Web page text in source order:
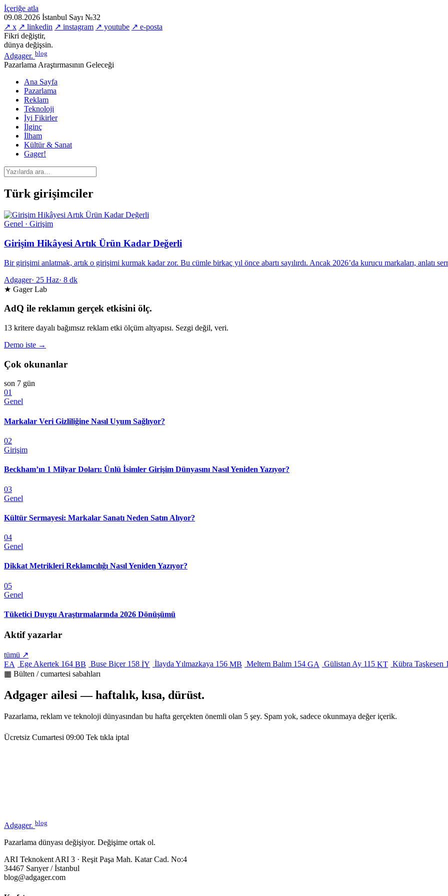
İçeriğe atla
09.08.2026 İstanbul Sayı №32
↗ x ↗ linkedin ↗ instagram ↗ youtube ↗ e-posta
Fikri değiştir,
dünya değişsin.
Adgager. blog
Pazarlama Araştırmasının Geleceği
Ana Sayfa
Pazarlama
Reklam
Teknoloji
İyi Fikirler
İlginç
İlham
Kültür & Sanat
Gager!
Türk girişimciler
Genel · Girişim
Girişim Hikâyesi Artık Ürün Kadar Değerli
Bir girişimi anlatmak, artık o girişimi kurmak kadar zor. Bu cümle birkaç yıl önce abartı sayılırdı. Ancak 2026’da kurucu markaları, anlatı
Adgager· 25 Haz· 8 dk
★ Gager Lab
AdQ ile reklamın gerçek etkisini ölç.
13 kritere dayalı bağımsız reklam etki ölçüm altyapısı. Sezgi değil, veri.
Demo iste →
Çok okunanlar
son 7 gün
01
Genel
Markalar Veri Gizliliğine Nasıl Uyum Sağlıyor?
02
Girişim
Beckham’ın 1 Milyar Doları: Ünlü İsimler Girişim Dünyasını Nasıl Yeniden Yazıyor?
03
Genel
Kültür Sermayesi: Markalar Sanatı Neden Satın Alıyor?
04
Genel
Dikkat Metrikleri Reklamcılığı Nasıl Yeniden Yazıyor?
05
Genel
Tüketici Duygu Araştırmalarında 2026 Dönüşümü
Aktif yazarlar
tümü ↗
EA
Ege Akertek 164 BB Buse Biçer 158 İY İlayda Yılmazkaya 156 MB Meltem Balım 154 GA Gülistan Ay 115 KT Kübra Taşkesen
▦ Bülten / cumartesi sabahları
Adgager ailesi — haftalık, kısa, dürüst.
Pazarlama, reklam ve teknoloji dünyasından bu hafta gerçekten önemli olan 5 şey. Spam yok, sadece okunmaya değer içerik.
Ücretsiz Cumartesi 09:00 Tek tıkla iptal
Adgager. blog
Pazarlama dünyası değişiyor. Değişime ortak ol.
ARI Teknokent ARI 3 · Reşit Paşa Mah. Katar Cad. No:4
34467 Sarıyer / İstanbul
blog@adgager.com